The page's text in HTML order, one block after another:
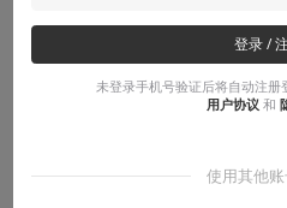
欢迎光临吉考斯工业！
登录 /
未登录手机号验证后将自动注册
用户协议 和
使用其他